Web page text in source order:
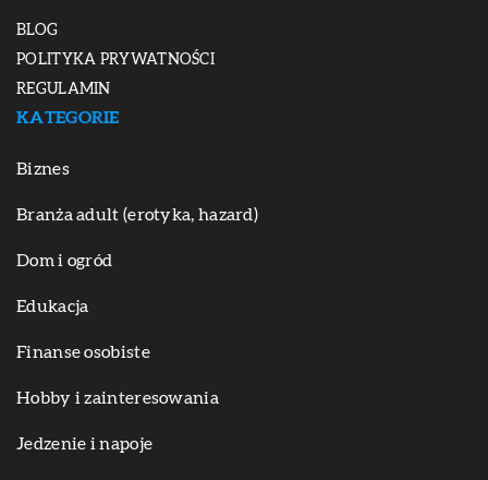
BLOG
POLITYKA PRYWATNOŚCI
REGULAMIN
KATEGORIE
Biznes
Branża adult (erotyka, hazard)
Dom i ogród
Edukacja
Finanse osobiste
Hobby i zainteresowania
Jedzenie i napoje